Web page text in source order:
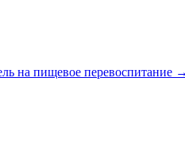
на пищевое перевоспитание →